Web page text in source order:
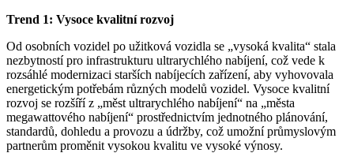
Trend 1: Vysoce kvalitní rozvoj
Od osobních vozidel po užitková vozidla se „vysoká kvalita“ stala
nezbytností pro infrastrukturu ultrarychlého nabíjení, což vede k
rozsáhlé modernizaci starších nabíjecích zařízení, aby vyhovovala
energetickým potřebám různých modelů vozidel. Vysoce kvalitní
rozvoj se rozšíří z „měst ultrarychlého nabíjení“ na „města
megawattového nabíjení“ prostřednictvím jednotného plánování,
standardů, dohledu a provozu a údržby, což umožní průmyslovým
partnerům proměnit vysokou kvalitu ve vysoké výnosy.